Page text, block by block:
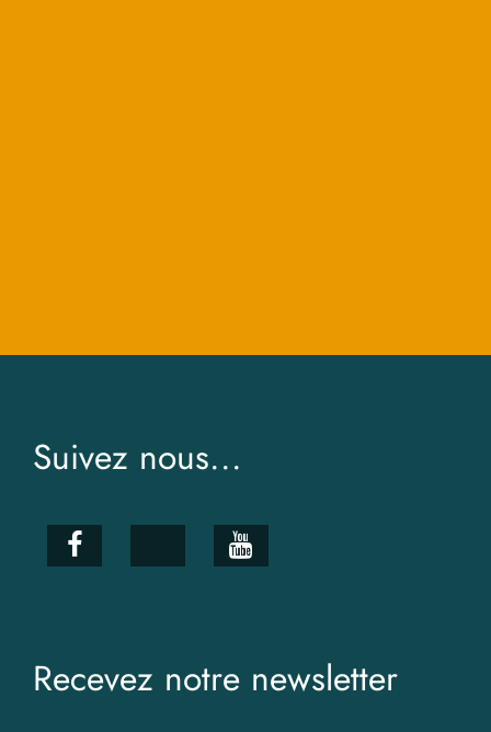
Suivez nous...
Recevez notre newsletter